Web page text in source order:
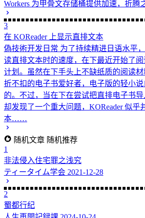
Workers 为甲骨文存储桶提供加速，折腾
3
在 KOReader 上显示直排文本
偽技術开发日常 为了持续精进日语水平
读直排文本时的速度，在下最近开始了
计划。虽然在下手头上不缺纸质的阅读
折不扣的电子书爱好者，电子版的轻小
的。不过，当在下在尝试把直排电子书导
却发现了一个重大问题，KOReader 似乎
本……
随机文章 随机推荐
1
非法侵入住宅罪之浅究
ティータイム学会 2021-12-28
2
蜀都行纪